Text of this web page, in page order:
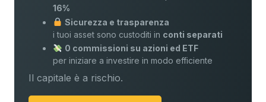
16%
Sicurezza e trasparenza
i tuoi asset sono custoditi in conti separati
0 commissioni su azioni ed ETF
per iniziare a investire in modo efficiente
Il capitale è a rischio.